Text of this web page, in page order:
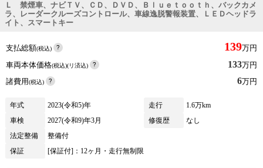
Ｌ 禁煙車、ナビＴＶ、ＣＤ、ＤＶＤ、Ｂｌｕｅｔｏｏｔｈ、バックカメ
ラ、レーダークルーズコントロール、車線逸脱警報装置、ＬＥＤヘッドラ
イト、スマートキー
支払総額(税込) 139万円
車両本体価格(税込)(リ済込) 133万円
諸費用(税込) 6万円
年式 2023(令和5)年 走行
1.6万km
車検
2027(令和9)年3月 修復歴
なし
法定整備
整備付
保証
[保証付]：12ヶ月・走行無制限